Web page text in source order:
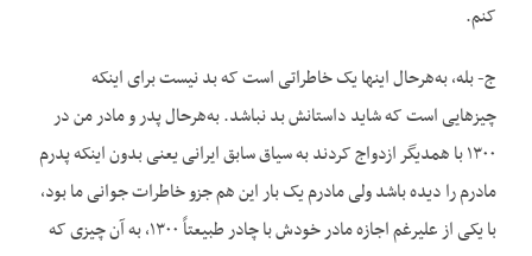
کنم.
ج- بله، به‌هرحال اینها یک خاطراتی است که بد نیست برای اینکه
چیزهایی است که شاید داستانش بد نباشد. به‌هرحال پدر و مادر من در
۱۳۰۰ با همدیگر ازدواج کردند به سیاق سابق ایرانی یعنی بدون اینکه پدرم
مادرم را دیده باشد ولی مادرم یک بار این هم جزو خاطرات جوانی ما بود،
با یکی از علیرغم اجازه مادر خودش با چادر طبیعتاً ۱۳۰۰، به آن چیزی که